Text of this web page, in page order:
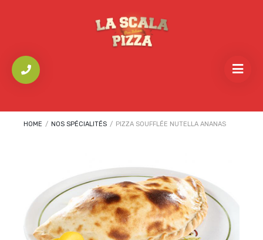
HOME / NOS SPÉCIALITÉS / PIZZA SOUFFLÉE NUTELLA ANANAS